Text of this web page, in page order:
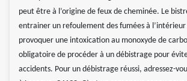
peut être à l’origine de feux de cheminée. Le
entrainer un refoulement des fumées à
provoquer une intoxication au monoxyde de
obligatoire de procéder à un débistrage pour
accidents. Pour un débistrage réussi, adressez-